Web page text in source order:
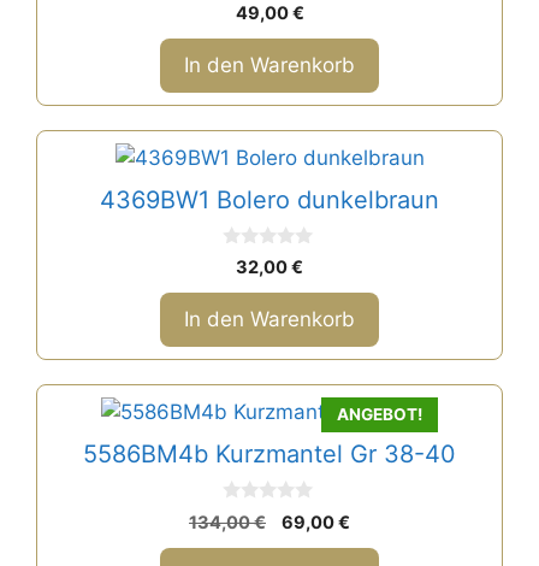
o
n
5
49,00€
In den Warenkorb
4369BW1 Bolero dunkelbraun
o
n
5
32,00€
In den Warenkorb
ANGEBOT!
5586BM4b Kurzmantel Gr 38-40
0
v
o
134,00€
Ursprünglicher
Preis
69,00€
Preis